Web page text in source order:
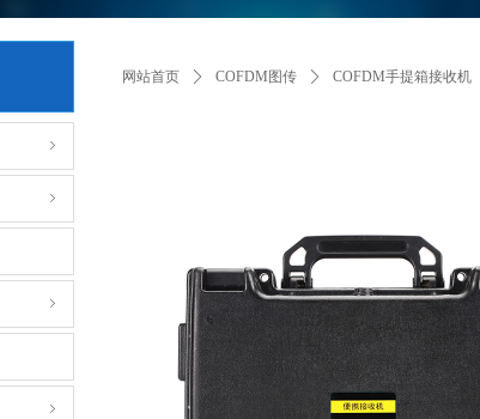
网站首页 ꄲ COFDM图传 ꄲ COFDM手提箱接收机
ꁇ
ꁇ
ꁇ
ꁇ